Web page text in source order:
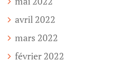
avril 2022
mars 2022
février 2022